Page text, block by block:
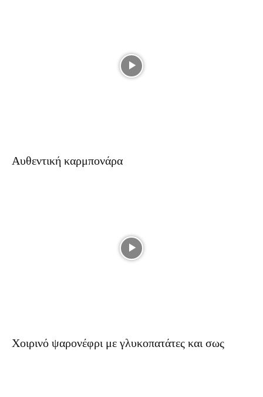
Αυθεντική καρμπονάρα
Χοιρινό ψαρονέφρι με γλυκοπατάτες και σως